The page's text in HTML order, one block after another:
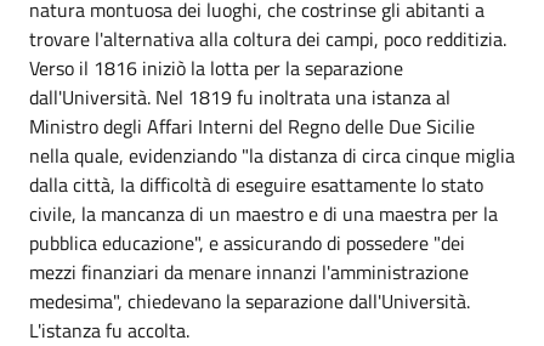
natura montuosa dei luoghi, che costrinse gli abitanti a
trovare l'alternativa alla coltura dei campi, poco redditizia.
Verso il 1816 iniziò la lotta per la separazione
dall'Università. Nel 1819 fu inoltrata una istanza al
Ministro degli Affari Interni del Regno delle Due Sicilie
nella quale, evidenziando "la distanza di circa cinque miglia
dalla città, la difficoltà di eseguire esattamente lo stato
civile, la mancanza di un maestro e di una maestra per la
pubblica educazione", e assicurando di possedere "dei
mezzi finanziari da menare innanzi l'amministrazione
medesima", chiedevano la separazione dall'Università.
L'istanza fu accolta.